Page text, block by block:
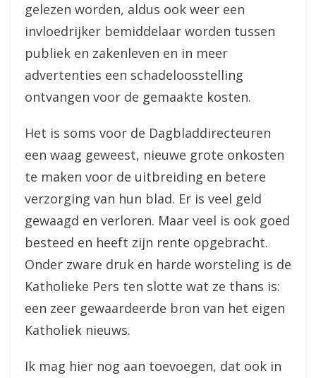
gelezen worden, aldus ook weer een
invloedrijker bemiddelaar worden tussen
publiek en zakenleven en in meer
advertenties een schadeloosstelling
ontvangen voor de gemaakte kosten.
Het is soms voor de Dagbladdirecteuren
een waag geweest, nieuwe grote onkosten
te maken voor de uitbreiding en betere
verzorging van hun blad. Er is veel geld
gewaagd en verloren. Maar veel is ook goed
besteed en heeft zijn rente opgebracht.
Onder zware druk en harde worsteling is de
Katholieke Pers ten slotte wat ze thans is:
een zeer gewaardeerde bron van het eigen
Katholiek nieuws.
Ik mag hier nog aan toevoegen, dat ook in